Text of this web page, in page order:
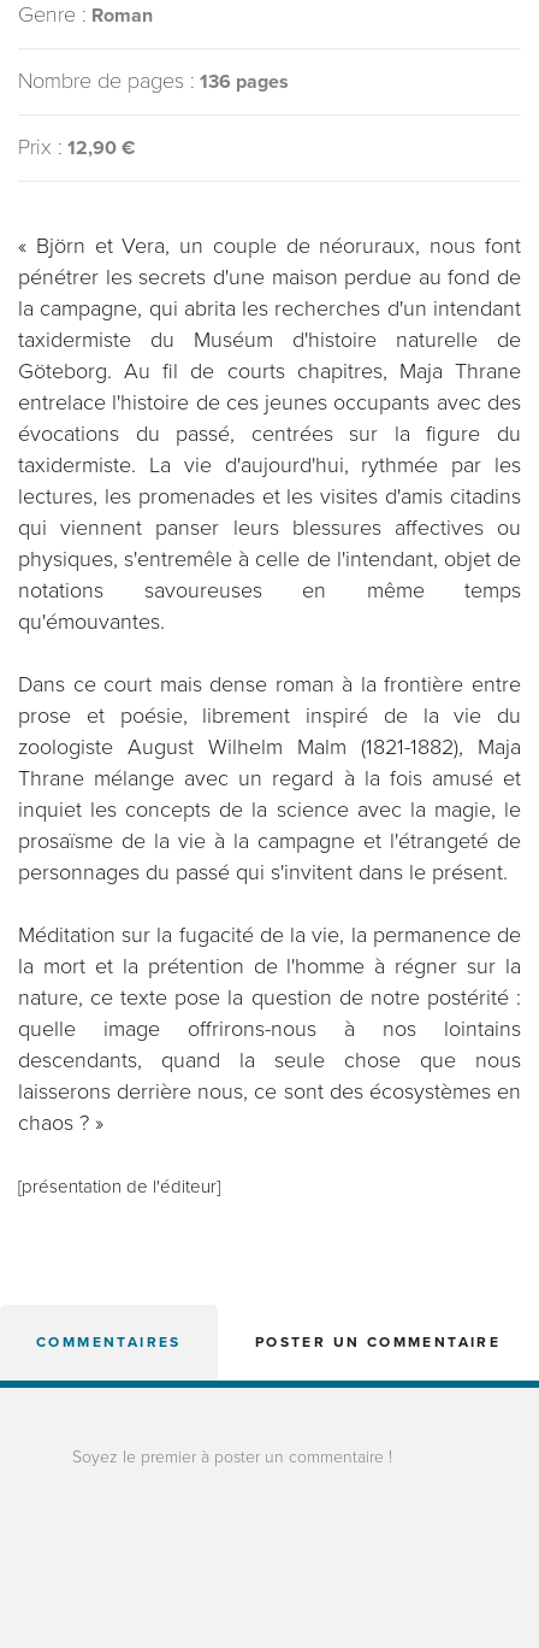
Genre : Roman
Nombre de pages : 136 pages
Prix : 12,90 €
« Björn et Vera, un couple de néoruraux, nous font
pénétrer les secrets d'une maison perdue au fond de
la campagne, qui abrita les recherches d'un intendant
taxidermiste du Muséum d'histoire naturelle de
Göteborg. Au fil de courts chapitres, Maja Thrane
entrelace l'histoire de ces jeunes occupants avec des
évocations du passé, centrées sur la figure du
taxidermiste. La vie d'aujourd'hui, rythmée par les
lectures, les promenades et les visites d'amis citadins
qui viennent panser leurs blessures affectives ou
physiques, s'entremêle à celle de l'intendant, objet de
notations savoureuses en même temps
qu'émouvantes.
Dans ce court mais dense roman à la frontière entre
prose et poésie, librement inspiré de la vie du
zoologiste August Wilhelm Malm (1821-1882), Maja
Thrane mélange avec un regard à la fois amusé et
inquiet les concepts de la science avec la magie, le
prosaïsme de la vie à la campagne et l'étrangeté de
personnages du passé qui s'invitent dans le présent.
Méditation sur la fugacité de la vie, la permanence de
la mort et la prétention de l'homme à régner sur la
nature, ce texte pose la question de notre postérité :
quelle image offrirons-nous à nos lointains
descendants, quand la seule chose que nous
laisserons derrière nous, ce sont des écosystèmes en
chaos ? »
[présentation de l'éditeur]
COMMENTAIRES POSTER UN COMMENTAIRE
Soyez le premier à poster un commentaire !